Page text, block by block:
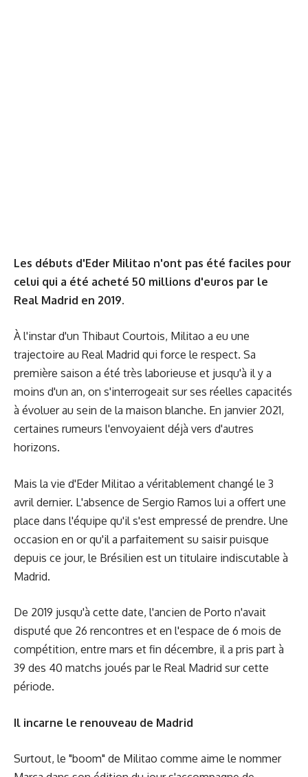
Les débuts d'Eder Militao n'ont pas été faciles pour
celui qui a été acheté 50 millions d'euros par le
Real Madrid en 2019.
À l'instar d'un Thibaut Courtois, Militao a eu une
trajectoire au Real Madrid qui force le respect. Sa
première saison a été très laborieuse et jusqu'à il y a
moins d'un an, on s'interrogeait sur ses réelles capacités
à évoluer au sein de la maison blanche. En janvier 2021,
certaines rumeurs l'envoyaient déjà vers d'autres
horizons.
Mais la vie d'Eder Militao a véritablement changé le 3
avril dernier. L'absence de Sergio Ramos lui a offert une
place dans l'équipe qu'il s'est empressé de prendre. Une
occasion en or qu'il a parfaitement su saisir puisque
depuis ce jour, le Brésilien est un titulaire indiscutable à
Madrid.
De 2019 jusqu'à cette date, l'ancien de Porto n'avait
disputé que 26 rencontres et en l'espace de 6 mois de
compétition, entre mars et fin décembre, il a pris part à
39 des 40 matchs joués par le Real Madrid sur cette
période.
Il incarne le renouveau de Madrid
Surtout, le "boom" de Militao comme aime le nommer